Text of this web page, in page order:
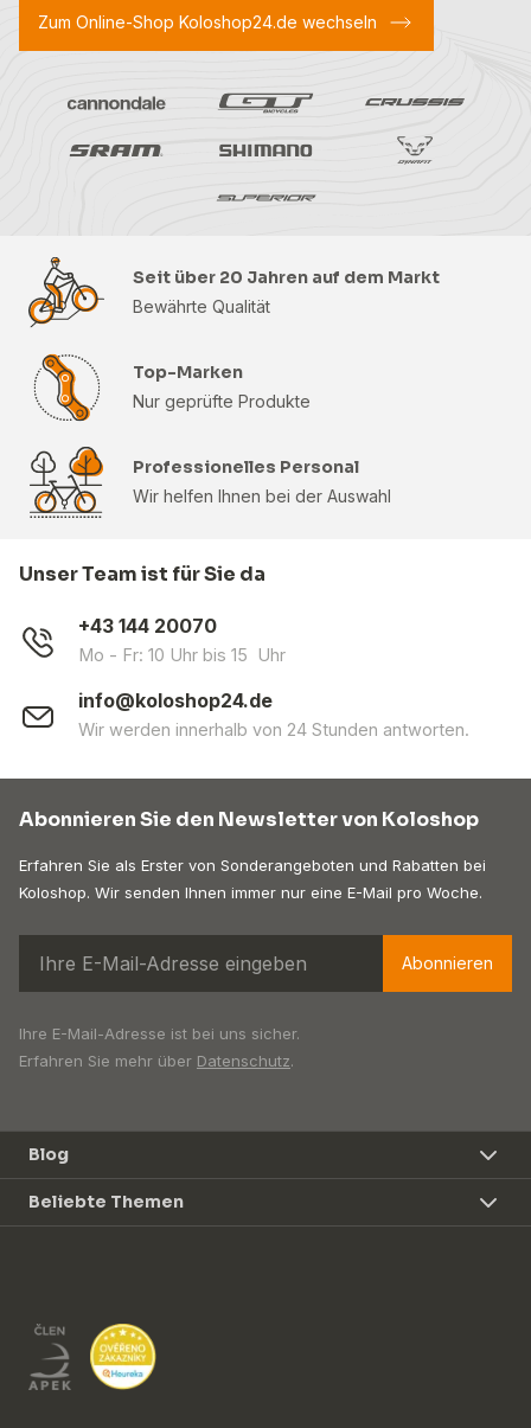
Zum Online-Shop Koloshop24.de wechseln
Seit über 20 Jahren auf dem Markt
Bewährte Qualität
Top-Marken
Nur geprüfte Produkte
Professionelles Personal
Wir helfen Ihnen bei der Auswahl
Unser Team ist für Sie da
+43 144 20070
Mo - Fr: 10 Uhr bis 15 Uhr
info@koloshop24.de
Wir werden innerhalb von 24 Stunden antworten.
Abonnieren Sie den Newsletter von Koloshop
Erfahren Sie als Erster von Sonderangeboten und Rabatten bei
Koloshop. Wir senden Ihnen immer nur eine E-Mail pro Woche.
Abonnieren
Ihre E-Mail-Adresse ist bei uns sicher.
Erfahren Sie mehr über Datenschutz.
Blog
Beliebte Themen